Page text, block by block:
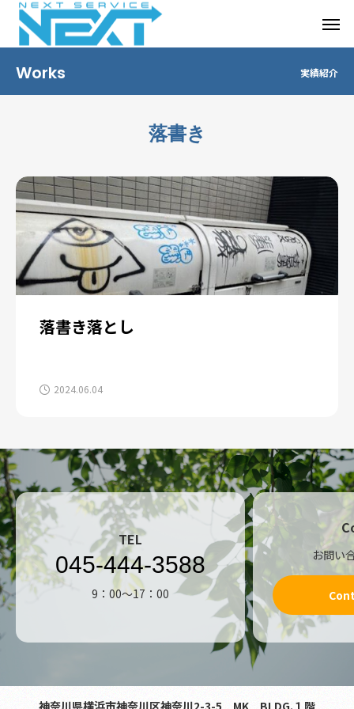
Works 実績紹介
落書き
落書き落とし
2024.06.04
TEL
045-444-3588
9：00～17：00
お問い
神奈川県横浜市神奈川区神奈川2-3-5 MK BLDG.１階